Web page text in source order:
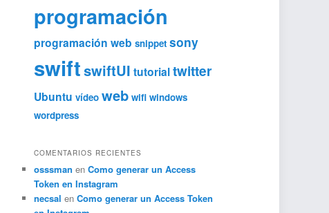
programación
programación web snippet sony
swiftswiftUI tutorialtwitter
Ubuntu vídeo web wifi windows
wordpress
COMENTARIOS RECIENTES
osssman en Como generar un Access
Token en Instagram
necsal en Como generar un Access Token